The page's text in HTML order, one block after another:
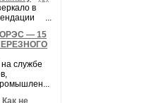
в
...
— 15
службе
не